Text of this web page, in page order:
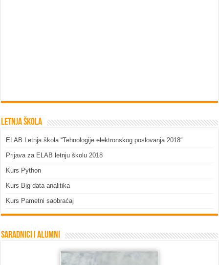
Letnja škola
ELAB Letnja škola “Tehnologije elektronskog poslovanja 2018″
Prijava za ELAB letnju školu 2018
Kurs Python
Kurs Big data analitika
Kurs Pametni saobraćaj
Saradnici i Alumni